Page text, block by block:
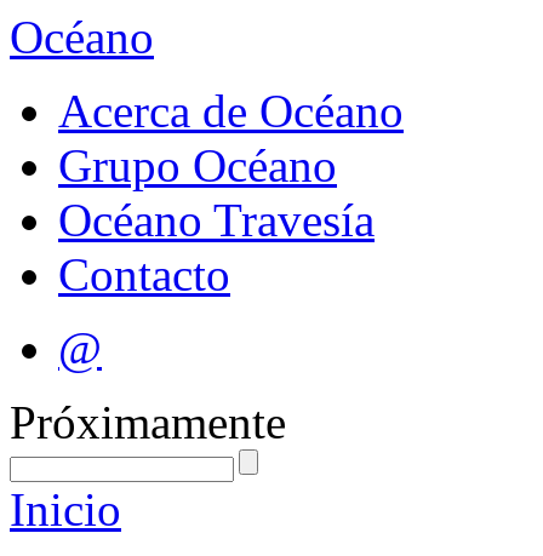
Océano
Acerca de Océano
Grupo Océano
Océano Travesía
Contacto
@
Próximamente
Inicio